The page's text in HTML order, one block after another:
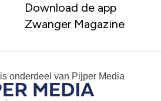
Download de app
Zwanger Magazine
is onderdeel van Pijper Media